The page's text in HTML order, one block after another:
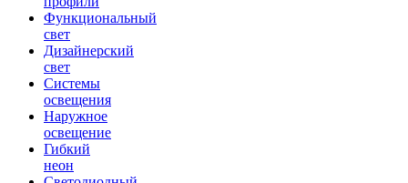
Функциональный
свет
Дизайнерский
свет
Системы
освещения
Наружное
освещение
Гибкий
неон